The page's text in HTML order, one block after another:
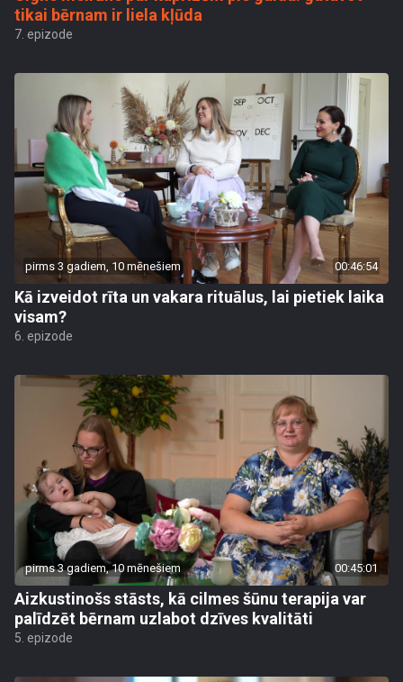
tikai bērnam ir liela kļūda
7. epizode
pirms 3 gadiem, 10 mēnešiem 00:46:54
Kā izveidot rīta un vakara rituālus, lai pietiek laika
visam?
6. epizode
pirms 3 gadiem, 10 mēnešiem 00:45:01
Aizkustinošs stāsts, kā cilmes šūnu terapija var
palīdzēt bērnam uzlabot dzīves kvalitāti
5. epizode